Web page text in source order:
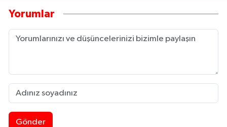
Yorumlar
Gönder